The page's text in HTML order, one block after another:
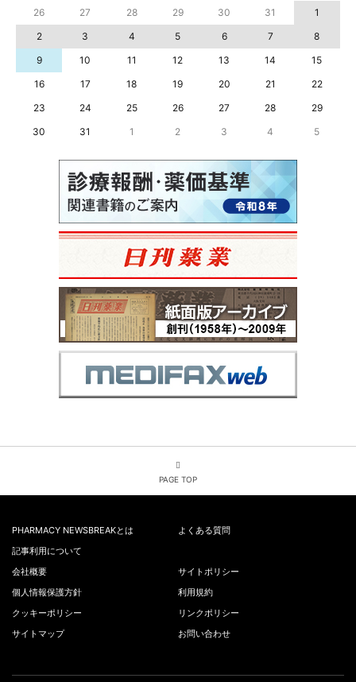
26 27 28 29 30 31
1
2
3 4 5 6 7
8
9
10 11 12 13 14
15
16
17 18 19 20 21
22
23
24 25 26 27 28
29
30
31 1 2 3 4 5
PAGE TOP
PHARMACY NEWSBREAKとは
よくある質問
記事利用について
会社概要
サイトポリシー
個人情報保護方針
利用規約
クッキーポリシー
リンクポリシー
サイトマップ
お問い合わせ